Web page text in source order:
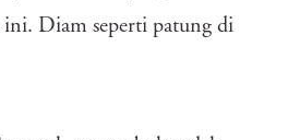
ini. Diam seperti patung di